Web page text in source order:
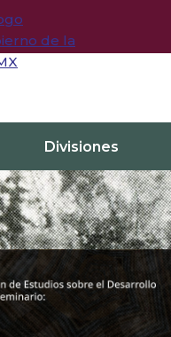
Divisiones